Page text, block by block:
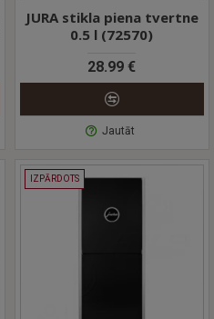
JURA stikla piena tvertne
0.5 l (72570)
28.99 €
Jautāt
IZPĀRDOTS